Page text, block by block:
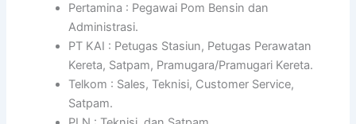
Pertamina : Pegawai Pom Bensin dan
Administrasi.
PT KAI : Petugas Stasiun, Petugas Perawatan
Kereta, Satpam, Pramugara/Pramugari Kereta.
Telkom : Sales, Teknisi, Customer Service,
Satpam.